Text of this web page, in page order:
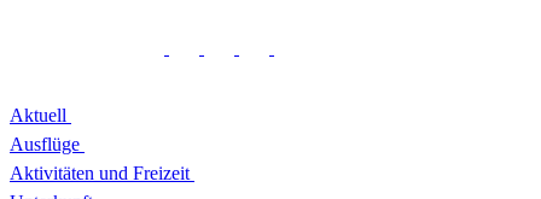
Aktuell
Ausflüge
Aktivitäten und Freizeit